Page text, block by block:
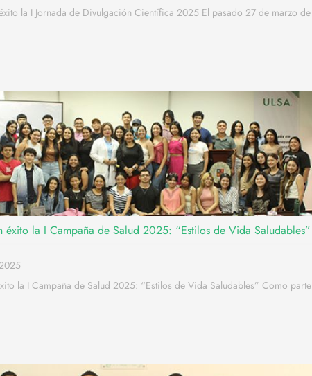
la I Jornada de Divulgación Científica 2025 El pasado 27 de marzo de
éxito la I Campaña de Salud 2025: “Estilos de Vida Saludables”
la I Campaña de Salud 2025: “Estilos de Vida Saludables” Como parte